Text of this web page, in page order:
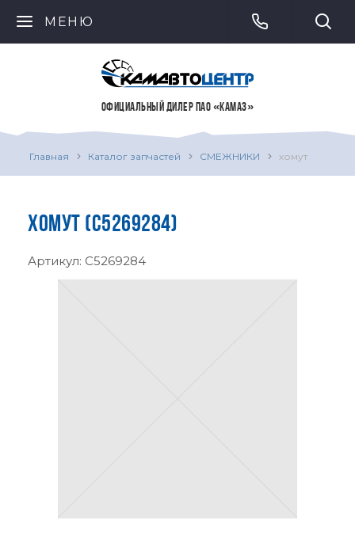
МЕНЮ
ОФИЦИАЛЬНЫЙ ДИЛЕР ПАО «КАМАЗ»
Главная Каталог запчастей СМЕЖНИКИ хомут
ХОМУТ (C5269284)
Артикул: C5269284